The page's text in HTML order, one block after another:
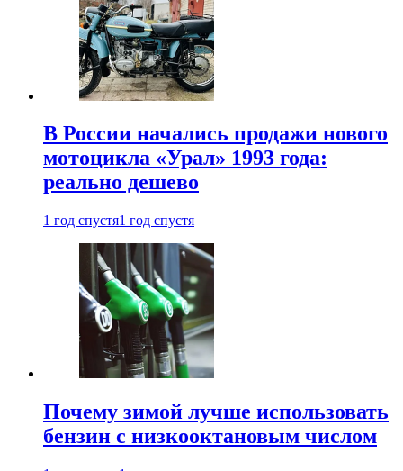
В России начались продажи нового
мотоцикла «Урал» 1993 года:
реально дешево
1 год спустя1 год спустя
Почему зимой лучше использовать
бензин с низкооктановым числом